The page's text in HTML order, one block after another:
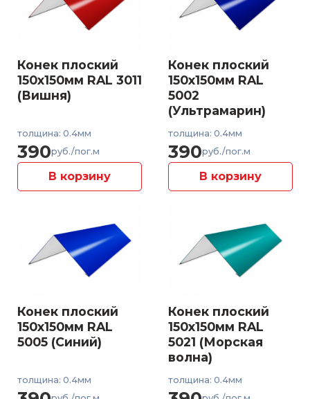
Конек плоский
150x150мм RAL 3011
(Вишня)
толщина: 0.4мм
390руб./пог.м
В корзину
Конек плоский
150x150мм RAL
5002
(Ультрамарин)
толщина: 0.4мм
390руб./пог.м
В корзину
Конек плоский
150x150мм RAL
5005 (Синий)
толщина: 0.4мм
Конек плоский
150x150мм RAL
5021 (Морская
волна)
толщина: 0.4мм